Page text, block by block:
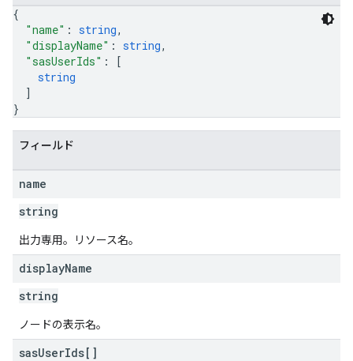
{
"name" : string,
"displayName" : string,
"sasUserIds" :
[
string
]
}
フィールド
name
string
出力専用。リソース名。
displayName
string
ノードの表示名。
sasUserIds[]